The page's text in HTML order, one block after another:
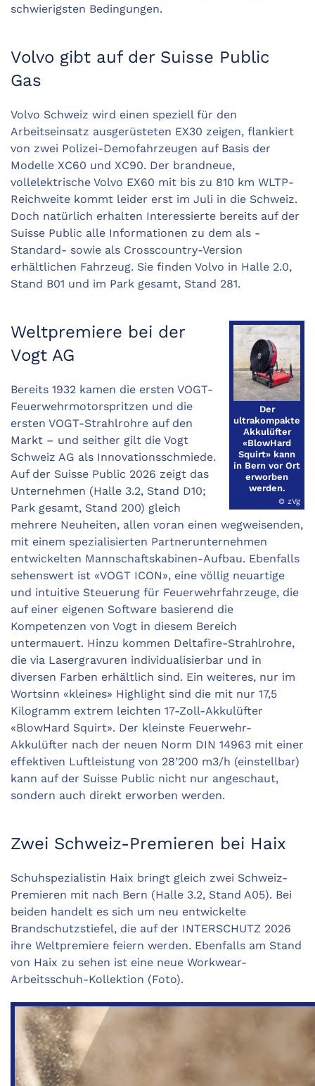
schwierigsten Bedingungen.
Volvo gibt auf der Suisse Public
Gas
Volvo Schweiz wird einen speziell für den
Arbeitseinsatz ausgerüsteten EX30 zeigen, flankiert
von zwei Polizei-­Demofahrzeugen auf Basis der
Modelle XC60 und XC90. Der brandneue,
vollelektrische Volvo EX60 mit bis zu 810 km WLTP-
Reichweite kommt leider erst im Juli in die Schweiz.
Doch natürlich erhalten Interessierte bereits auf der
Suisse Public alle Informationen zu dem als ­
Standard- sowie als Crosscountry-Version
erhältlichen Fahrzeug. Sie finden Volvo in Halle 2.0,
Stand B01 und im Park gesamt, Stand 281.
Der
ultrakompakte
Akkulüfter
«BlowHard
Squirt» kann
in Bern vor Ort
erworben
werden.
© zVg
Weltpremiere bei der
Vogt AG
Bereits 1932 kamen die ersten VOGT-
Feuerwehrmotor­spritzen und die
ersten VOGT-Strahlrohre auf den
Markt – und seither gilt die Vogt
Schweiz AG als ­Innovationsschmiede.
Auf der Suisse Public 2026 zeigt das
Unternehmen (Halle 3.2, Stand D10;
Park gesamt, Stand 200) gleich
mehrere Neuheiten, allen voran einen wegweisenden,
mit einem spezialisierten Partnerunternehmen
entwickelten Mannschaftskabinen-Aufbau. Ebenfalls
sehenswert ist «VOGT ICON», eine völlig neuartige
und intuitive Steuerung für Feuerwehrfahrzeuge, die
auf einer eigenen Software basierend die
Kompetenzen von Vogt in diesem Bereich
untermauert. Hinzu kommen Deltafire-Strahlrohre,
die via Laser­gravuren individualisierbar und in
diversen Farben erhältlich sind. Ein weiteres, nur im
Wortsinn «kleines» Highlight sind die mit nur 17,5
Kilogramm extrem leichten 17-Zoll-Akku­lüfter
«BlowHard Squirt». Der kleinste Feuerwehr-
Akkulüfter nach der ­neuen Norm DIN 14963 mit einer
effektiven Luftleistung von 28’200 m3/h (einstellbar)
kann auf der Suisse Public nicht nur angeschaut,
sondern auch direkt erworben werden.
Zwei Schweiz-Premieren bei Haix
Schuhspezialistin Haix bringt gleich zwei Schweiz-
Premieren mit nach Bern (Halle 3.2, Stand A05). Bei
beiden handelt es sich um neu entwickelte
Brandschutzstiefel, die auf der INTERSCHUTZ 2026
ihre Weltpremiere feiern werden. Ebenfalls am Stand
von Haix zu sehen ist eine neue Workwear-
Arbeitsschuh-Kollektion (Foto).